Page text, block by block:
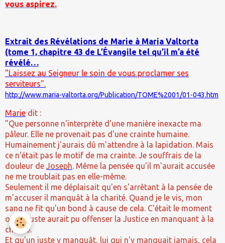
vous aspirez.
Extrait des Révélations de Marie à Maria Valtorta
(tome 1, chapitre 43 de L’Évangile tel qu’il m’a été
révélé…
"Laissez au Seigneur le soin de vous proclamer ses
serviteurs".
http://www.maria-valtorta.org/Publication/TOME%2001/01-043.htm
Marie dit :
"Que personne n'interprète d'une manière inexacte ma
pâleur. Elle ne provenait pas d'une crainte humaine.
Humainement j'aurais dû m'attendre à la lapidation. Mais
ce n'était pas le motif de ma crainte. Je souffrais de la
douleur de Joseph. Même la pensée qu'il m'aurait accusée
ne me troublait pas en elle-même.
Seulement il me déplaisait qu'en s'arrêtant à la pensée de
m'accuser il manquât à la charité. Quand je le vis, mon
sang ne fit qu'un bond à cause de cela. C'était le moment
où un juste aurait pu offenser la Justice en manquant à la
charité.
Et qu'un juste y manquât, lui qui n'y manquait jamais, cela